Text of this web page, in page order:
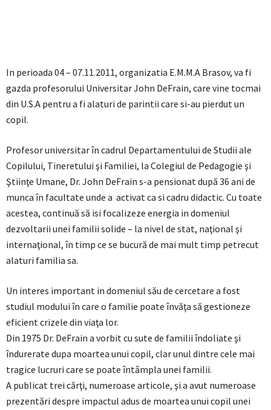
In perioada 04 – 07.11.2011, organizatia E.M.M.A Brasov, va fi
gazda profesorului Universitar John DeFrain, care vine tocmai
din U.S.A pentru a fi alaturi de parintii care si-au pierdut un
copil.
Profesor universitar în cadrul Departamentului de Studii ale
Copilului, Tineretului şi Familiei, la Colegiul de Pedagogie şi
Ştiinţe Umane, Dr. John DeFrain s-a pensionat după 36 ani de
munca în facultate unde a activat ca si cadru didactic. Cu toate
acestea, continuă să isi focalizeze energia in domeniul
dezvoltarii unei familii solide – la nivel de stat, naţional şi
internaţional, în timp ce se bucură de mai mult timp petrecut
alaturi familia sa.
Un interes important in domeniul său de cercetare a fost
studiul modului în care o familie poate învăţa să gestioneze
eficient crizele din viaţa lor.
Din 1975 Dr. DeFrain a vorbit cu sute de familii îndoliate şi
îndurerate dupa moartea unui copil, clar unul dintre cele mai
tragice lucruri care se poate întâmpla unei familii.
A publicat trei cărţi, numeroase articole, şi a avut numeroase
prezentări despre impactul adus de moartea unui copil unei